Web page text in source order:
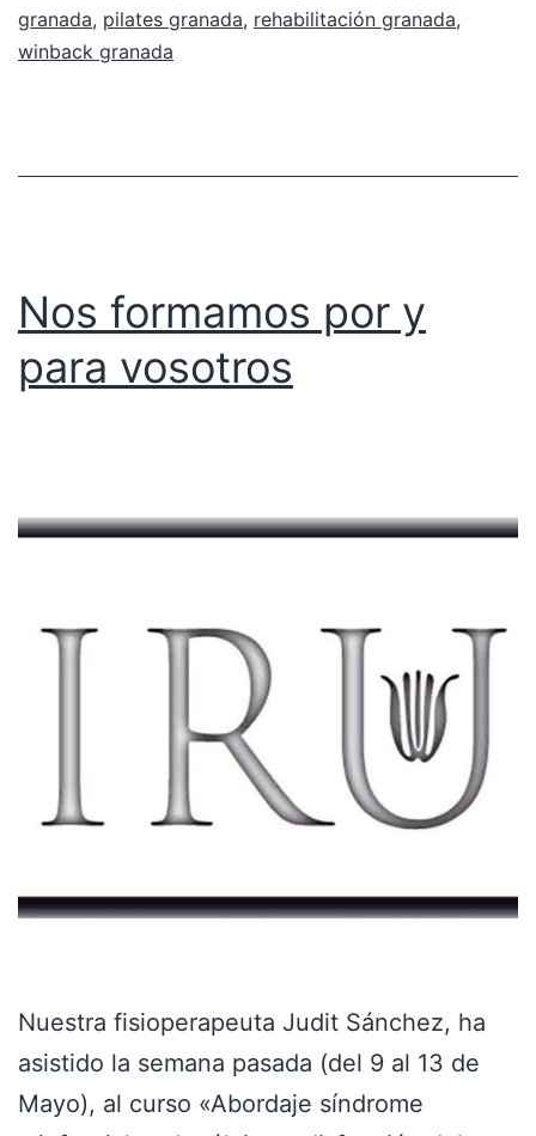
granada, pilates granada, rehabilitación granada,
winback granada
Nos formamos por y
para vosotros
Nuestra fisioperapeuta Judit Sánchez, ha
asistido la semana pasada (del 9 al 13 de
Mayo), al curso «Abordaje síndrome